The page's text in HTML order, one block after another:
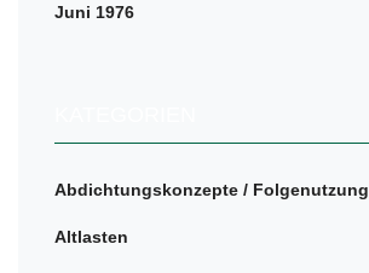
Juni 1976
Abdichtungskonzepte / Folgenutzung
Altlasten